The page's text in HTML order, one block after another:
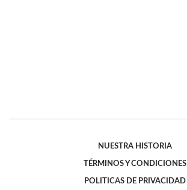
NUESTRA HISTORIA
TÉRMINOS Y CONDICIONES
POLITICAS DE PRIVACIDAD